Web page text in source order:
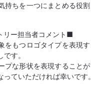
持ちを一つにまとめる役
リー担当者コメント■
をもつロゴタイプを表現
す。
プな形状を表現すること
ていただければ幸いです。